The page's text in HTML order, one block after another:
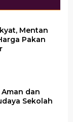
Mentan
Pakan
dan
Sekolah